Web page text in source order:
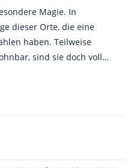
Magie. In
dieser Orte, die eine
haben. Teilweise
sind sie doch voll…